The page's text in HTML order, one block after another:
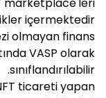
içermektedir:
olmayan finans
VASP olarak
sınıflandırılabilir.
ticareti yapan